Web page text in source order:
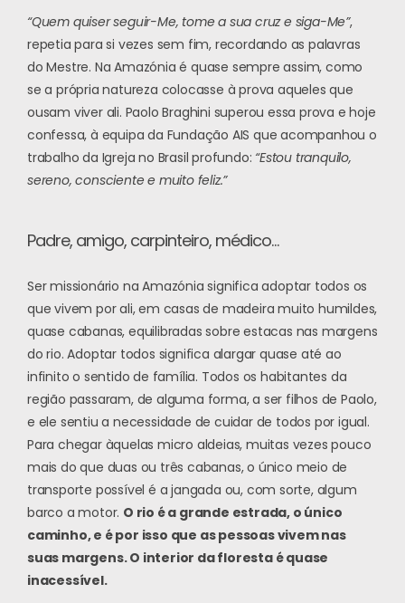
“Quem quiser seguir-Me, tome a sua cruz e siga-Me”,
repetia para si vezes sem fim, recordando as palavras
do Mestre. Na Amazónia é quase sempre assim, como
se a própria natureza colocasse à prova aqueles que
ousam viver ali. Paolo Braghini superou essa prova e hoje
confessa, à equipa da Fundação AIS que acompanhou o
trabalho da Igreja no Brasil profundo: “Estou tranquilo,
sereno, consciente e muito feliz.”
Padre, amigo, carpinteiro, médico…
Ser missionário na Amazónia significa adoptar todos os
que vivem por ali, em casas de madeira muito humildes,
quase cabanas, equilibradas sobre estacas nas margens
do rio. Adoptar todos significa alargar quase até ao
infinito o sentido de família. Todos os habitantes da
região passaram, de alguma forma, a ser filhos de Paolo,
e ele sentiu a necessidade de cuidar de todos por igual.
Para chegar àquelas micro aldeias, muitas vezes pouco
mais do que duas ou três cabanas, o único meio de
transporte possível é a jangada ou, com sorte, algum
barco a motor. O rio é a grande estrada, o único
caminho, e é por isso que as pessoas vivem nas
suas margens. O interior da floresta é quase
inacessível.